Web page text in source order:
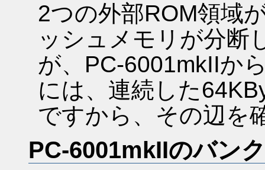
2つの外部ROM領域
ッシュメモリが分断
が、PC-6001mkIIか
には、連続した
ですから、その辺を
PC-6001mkIIのバン